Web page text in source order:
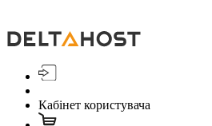
Кабінет користувача